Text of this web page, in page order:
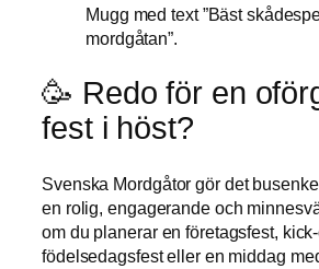
Mugg med text ”Bäst
mordgåtan”.
🥳 Redo för en
fest i höst?
Svenska Mordgåtor gör det
en rolig, engagerande och
om du planerar en företagsfest,
födelsedagsfest eller en middag